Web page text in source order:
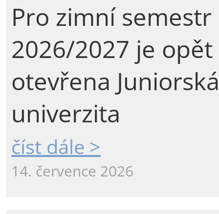
Pro zimní semestr
2026/2027 je opět
otevřena Juniorská
univerzita
číst dále >
14. července 2026